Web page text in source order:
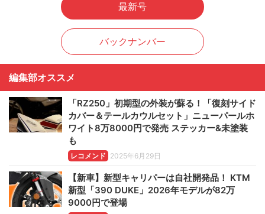
最新号
バックナンバー
編集部オススメ
「RZ250」初期型の外装が蘇る！「復刻サイド
カバー＆テールカウルセット」ニューパールホ
ワイト8万8000円で発売 ステッカー&未塗装
も
レコメンド 2025年6月29日
【新車】新型キャリパーは自社開発品！ KTM
新型「390 DUKE」2026年モデルが82万
9000円で登場